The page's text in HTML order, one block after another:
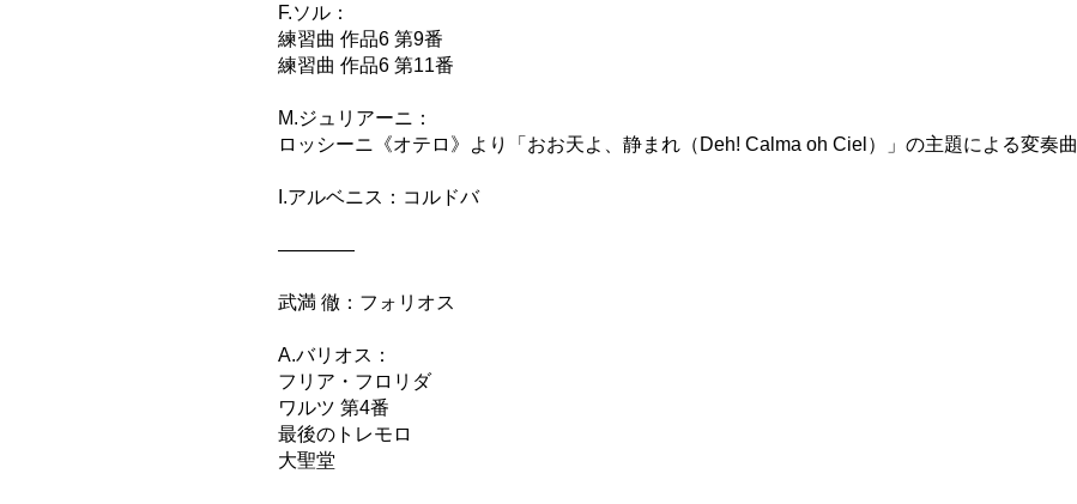
F.ソル：
練習曲 作品6 第9番
練習曲 作品6 第11番
M.ジュリアーニ：
ロッシーニ《オテロ》より「おお天よ、静まれ（Deh! Calma oh Ciel）」の主題による変奏曲
I.アルベニス：コルドバ
――――
武満 徹：フォリオス
A.バリオス：
フリア・フロリダ
ワルツ 第4番
最後のトレモロ
大聖堂